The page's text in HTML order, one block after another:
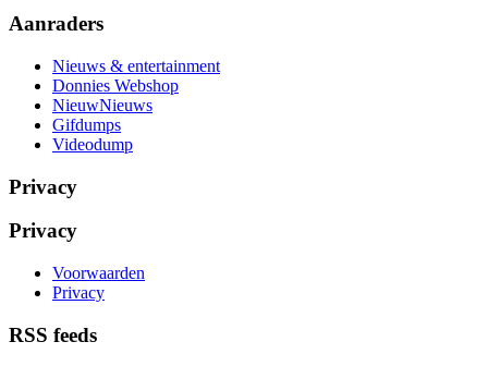
Aanraders
Nieuws & entertainment
Donnies Webshop
NieuwNieuws
Gifdumps
Videodump
Privacy
Privacy
Voorwaarden
Privacy
RSS feeds